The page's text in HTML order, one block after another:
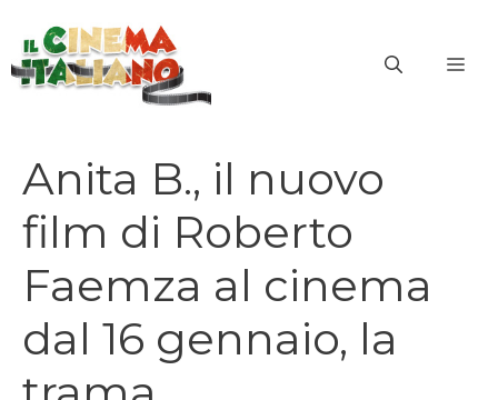
contenuto
Anita B., il nuovo
film di Roberto
Faemza al cinema
dal 16 gennaio, la